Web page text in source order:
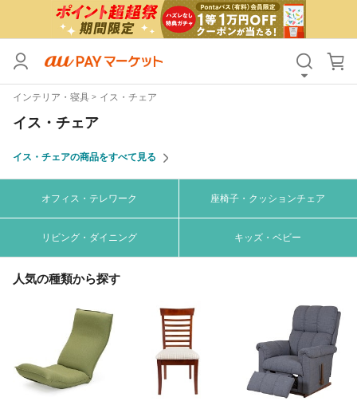
インテリア・寝具 イス・チェア
イス・チェア
イス・チェアの商品をすべて見る
オフィス・テレワーク 座椅子・クッションチェア
リビング・ダイニング キッズ・ベビー
人気の種類から探す
カテゴリ すべて
価格
Pontaパス特典対象すべて ポイントUPセレクトのみ
サンキュー配送対象
除外ワード